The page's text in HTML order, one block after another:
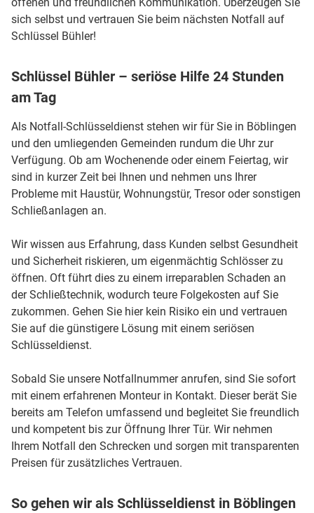
sich selbst und vertrauen Sie beim nächsten Notfall auf
Schlüssel Bühler!
Schlüssel Bühler – seriöse Hilfe 24 Stunden
am Tag
Als Notfall-Schlüsseldienst stehen wir für Sie in Böblingen
und den umliegenden Gemeinden rundum die Uhr zur
Verfügung. Ob am Wochenende oder einem Feiertag, wir
sind in kurzer Zeit bei Ihnen und nehmen uns Ihrer
Probleme mit Haustür, Wohnungstür, Tresor oder sonstigen
Schließanlagen an.
Wir wissen aus Erfahrung, dass Kunden selbst Gesundheit
und Sicherheit riskieren, um eigenmächtig Schlösser zu
öffnen. Oft führt dies zu einem irreparablen Schaden an
der Schließtechnik, wodurch teure Folgekosten auf Sie
zukommen. Gehen Sie hier kein Risiko ein und vertrauen
Sie auf die günstigere Lösung mit einem seriösen
Schlüsseldienst.
Sobald Sie unsere Notfallnummer anrufen, sind Sie sofort
mit einem erfahrenen Monteur in Kontakt. Dieser berät Sie
bereits am Telefon umfassend und begleitet Sie freundlich
und kompetent bis zur Öffnung Ihrer Tür. Wir nehmen
Ihrem Notfall den Schrecken und sorgen mit transparenten
Preisen für zusätzliches Vertrauen.
So gehen wir als Schlüsseldienst in Böblingen